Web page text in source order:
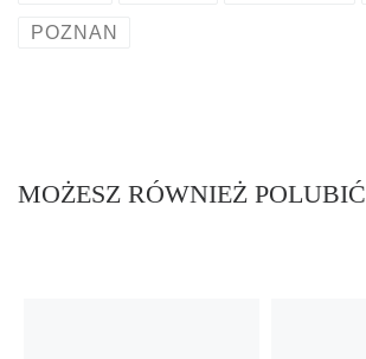
POZNAN
MOŻESZ RÓWNIEŻ POLUBIĆ